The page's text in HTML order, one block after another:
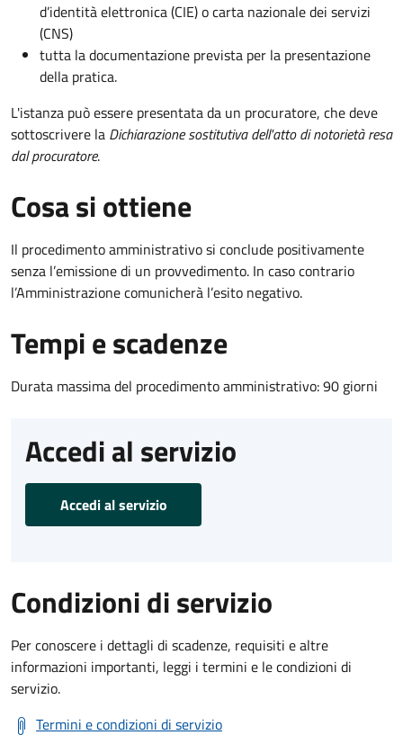
d’identità elettronica (CIE) o carta nazionale dei servizi
(CNS)
tutta la documentazione prevista per la presentazione
della pratica.
L'istanza può essere presentata da un procuratore, che deve
sottoscrivere la Dichiarazione sostitutiva dell'atto di notorietà resa
dal procuratore.
Cosa si ottiene
Il procedimento amministrativo si conclude positivamente
senza l’emissione di un provvedimento. In caso contrario
l’Amministrazione comunicherà l’esito negativo.
Tempi e scadenze
Durata massima del procedimento amministrativo: 90 giorni
Accedi al servizio
Accedi al servizio
Condizioni di servizio
Per conoscere i dettagli di scadenze, requisiti e altre
informazioni importanti, leggi i termini e le condizioni di
servizio.
Termini e condizioni di servizio